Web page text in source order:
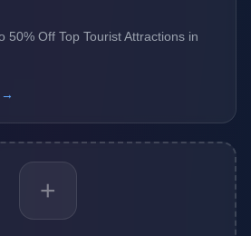
50% Off Top Tourist Attractions in
→
+